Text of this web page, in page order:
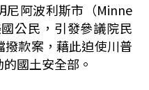
尼阿波利斯市（Minne
公民，引發參議院民
款案，藉此迫使川普
國土安全部。